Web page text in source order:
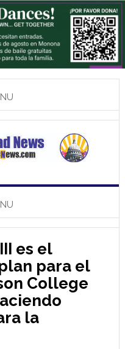
es el
para el
College
la